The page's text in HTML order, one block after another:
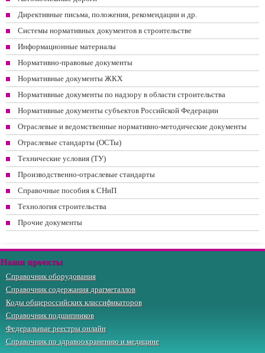
Директивные письма, положения, рекомендации и др.
Системы нормативных документов в строительстве
Информационные материалы
Нормативно-правовые документы
Нормативные документы ЖКХ
Нормативные документы по надзору в области строительства
Нормативные документы субъектов Российской Федерации
Отраслевые и ведомственные нормативно-методические документы
Отраслевые стандарты (ОСТы)
Технические условия (ТУ)
Производственно-отраслевые стандарты
Справочные пособия к СНиП
Технология строительства
Прочие документы
Наши проекты
Справочник оборудования
Справочник содержания драгметаллов
Коды общероссийских классификаторов
Справочник подшипников
Федеральные реестры онлайн
Справочник по здравоохранению и медицине